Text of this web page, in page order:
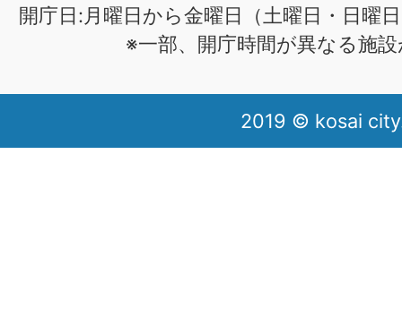
開庁日:月曜日から金曜日（土曜日・日曜
※一部、開庁時間が異なる施
2019 © kosai